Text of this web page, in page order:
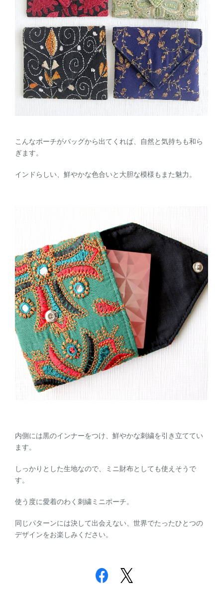
こんなポーチがバッグから出てくれば、自然と気持ちも和ら
ぎます。
インドらしい、鮮やかな色合いと大胆な模様もまた魅力。
内側には黒のインナーをつけ、鮮やかな刺繍を引き立ててい
ます。
しっかりとした生地なので、ミニ財布としても使えそうで
す。
使う度に愛着のわく刺繍ミニポーチ。
同じパターンには決して出会えない、世界でたったひとつの
デザインをお楽しみください。